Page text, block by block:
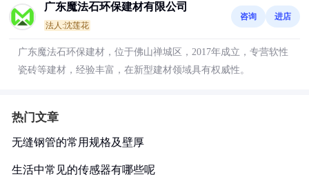
广东魔法石环保建材有限公司
法人:沈莲花
咨询 进店
广东魔法石环保建材，位于佛山禅城区，2017年成立，专营软性
瓷砖等建材，经验丰富，在新型建材领域具有权威性。
热门文章
无缝钢管的常用规格及壁厚
生活中常见的传感器有哪些呢